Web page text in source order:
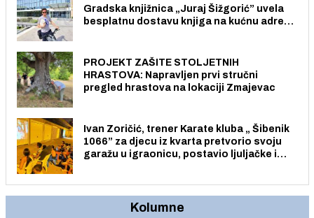
Gradska knjižnica „Juraj Šižgorić” uvela
besplatnu dostavu knjiga na kućnu adresu
PROJEKT ZAŠITE STOLJETNIH
HRASTOVA: Napravljen prvi stručni
pregled hrastova na lokaciji Zmajevac
Ivan Zoričić, trener Karate kluba „ Šibenik
1066” za djecu iz kvarta pretvorio svoju
garažu u igraonicu, postavio ljuljačke i
Kolumne